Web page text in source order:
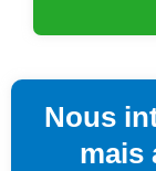
Nous
mais